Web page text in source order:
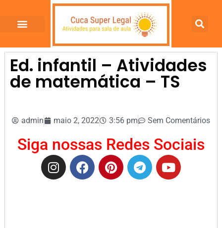
Ed. infantil – Atividades
de matemática – TS
admin maio 2, 2022 3:56 pm Sem Comentários
Siga nossas Redes Sociais